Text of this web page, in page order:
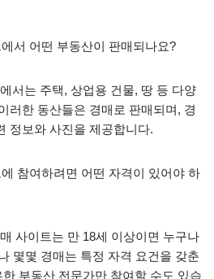
서 어떤 부동산이 판매되나요?
서는 주택, 상업용 건물, 땅 등 다양
러한 동산들은 경매로 판매되며, 경
정보와 사진을 제공합니다.
참여하려면 어떤 자격이 있어야 하
사이트는 만 18세 이상이면 누구나
몇몇 경매는 특정 자격 요건을 갖춘
부동산 전문가만 참여할 수도 있습